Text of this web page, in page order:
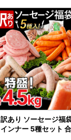
訳あり ソーセージ福
インナー 5種セット